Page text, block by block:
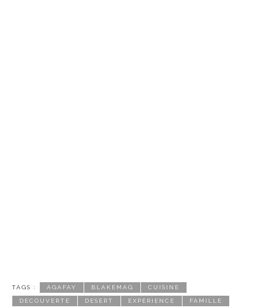
TAGS : AGAFAY BLAKEMAG CUISINE
DECOUVERTE DESERT EXPERIENCE FAMILLE